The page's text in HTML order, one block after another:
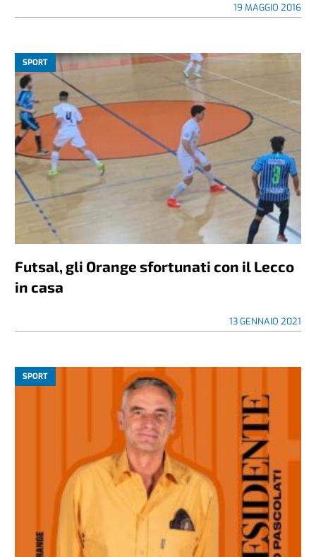
19 MAGGIO 2016
SPORT
Futsal, gli Orange sfortunati con il Lecco
in casa
13 GENNAIO 2021
SPORT